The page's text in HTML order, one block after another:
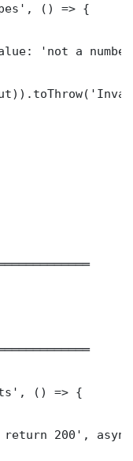
() => {
'not a
() => {
return 200',